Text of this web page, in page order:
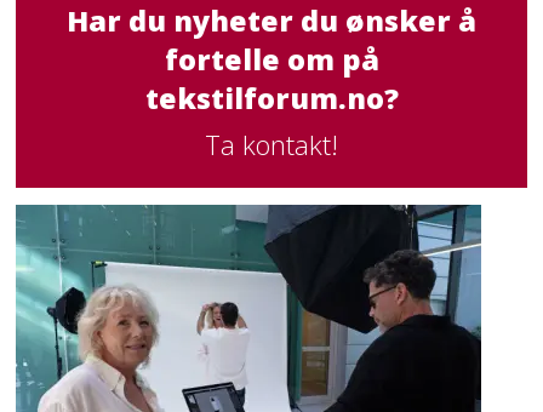
Har du nyheter du ønsker å
fortelle om på
tekstilforum.no?
Ta kontakt!